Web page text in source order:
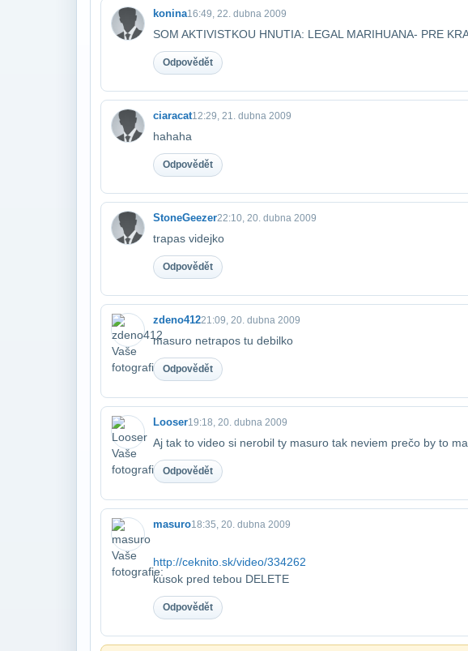
konina16:49, 22. dubna 2009
SOM AKTIVISTKOU HNUTIA: LEGAL MARIHUANA- PRE
Odpovědět
ciaracat12:29, 21. dubna 2009
hahaha
Odpovědět
StoneGeezer22:10, 20. dubna 2009
trapas videjko
Odpovědět
zdeno41221:09, 20. dubna 2009
masuro netrapos tu debilko
Odpovědět
Looser19:18, 20. dubna 2009
Aj tak to video si nerobil ty masuro tak neviem prečo by to
Odpovědět
masuro18:35, 20. dubna 2009
http://ceknito.sk/video/334262
kusok pred tebou DELETE
Odpovědět